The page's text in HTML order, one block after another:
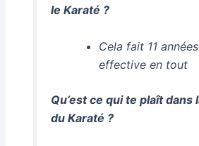
le Karaté ?
Cela fait 11
effective en tout
Qu’est ce qui te plaît dans
du Karaté ?